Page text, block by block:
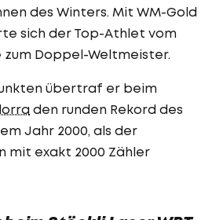
des Winters. Mit WM-Gold
sich der Top-Athlet vom
Doppel-Weltmeister.
übertraf er beim
den runden Rekord des
Jahr 2000, als der
mit exakt 2000 Zähler